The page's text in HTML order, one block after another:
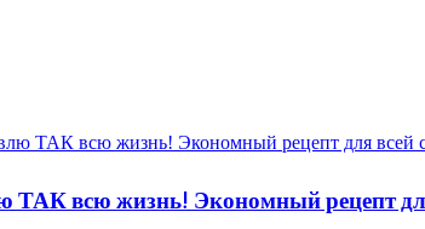
ТАК всю жизнь! Экономный рецепт